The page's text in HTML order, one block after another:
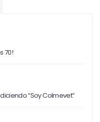
70!
“Soy Colmevet”